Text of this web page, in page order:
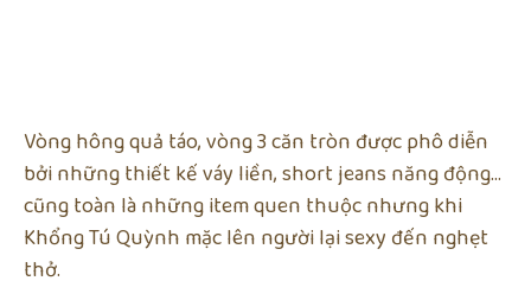
Vòng hông quả táo, vòng 3 căn tròn được phô diễn
bởi những thiết kế váy liền, short jeans năng động…
cũng toàn là những item quen thuộc nhưng khi
Khổng Tú Quỳnh mặc lên người lại sexy đến nghẹt
thở.